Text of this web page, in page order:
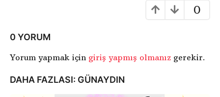
0
0 YORUM
Yorum yapmak için giriş yapmış olmanız gerekir.
DAHA FAZLASI: GÜNAYDIN